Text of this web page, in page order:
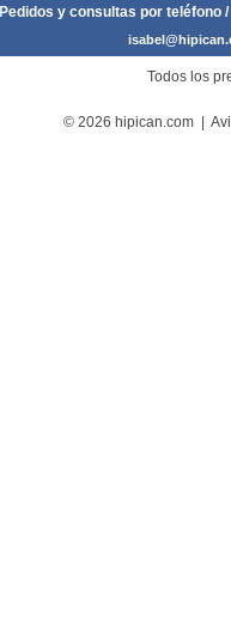
Pedidos y consultas por teléfono
Todos los
© 2026 hipican.com |